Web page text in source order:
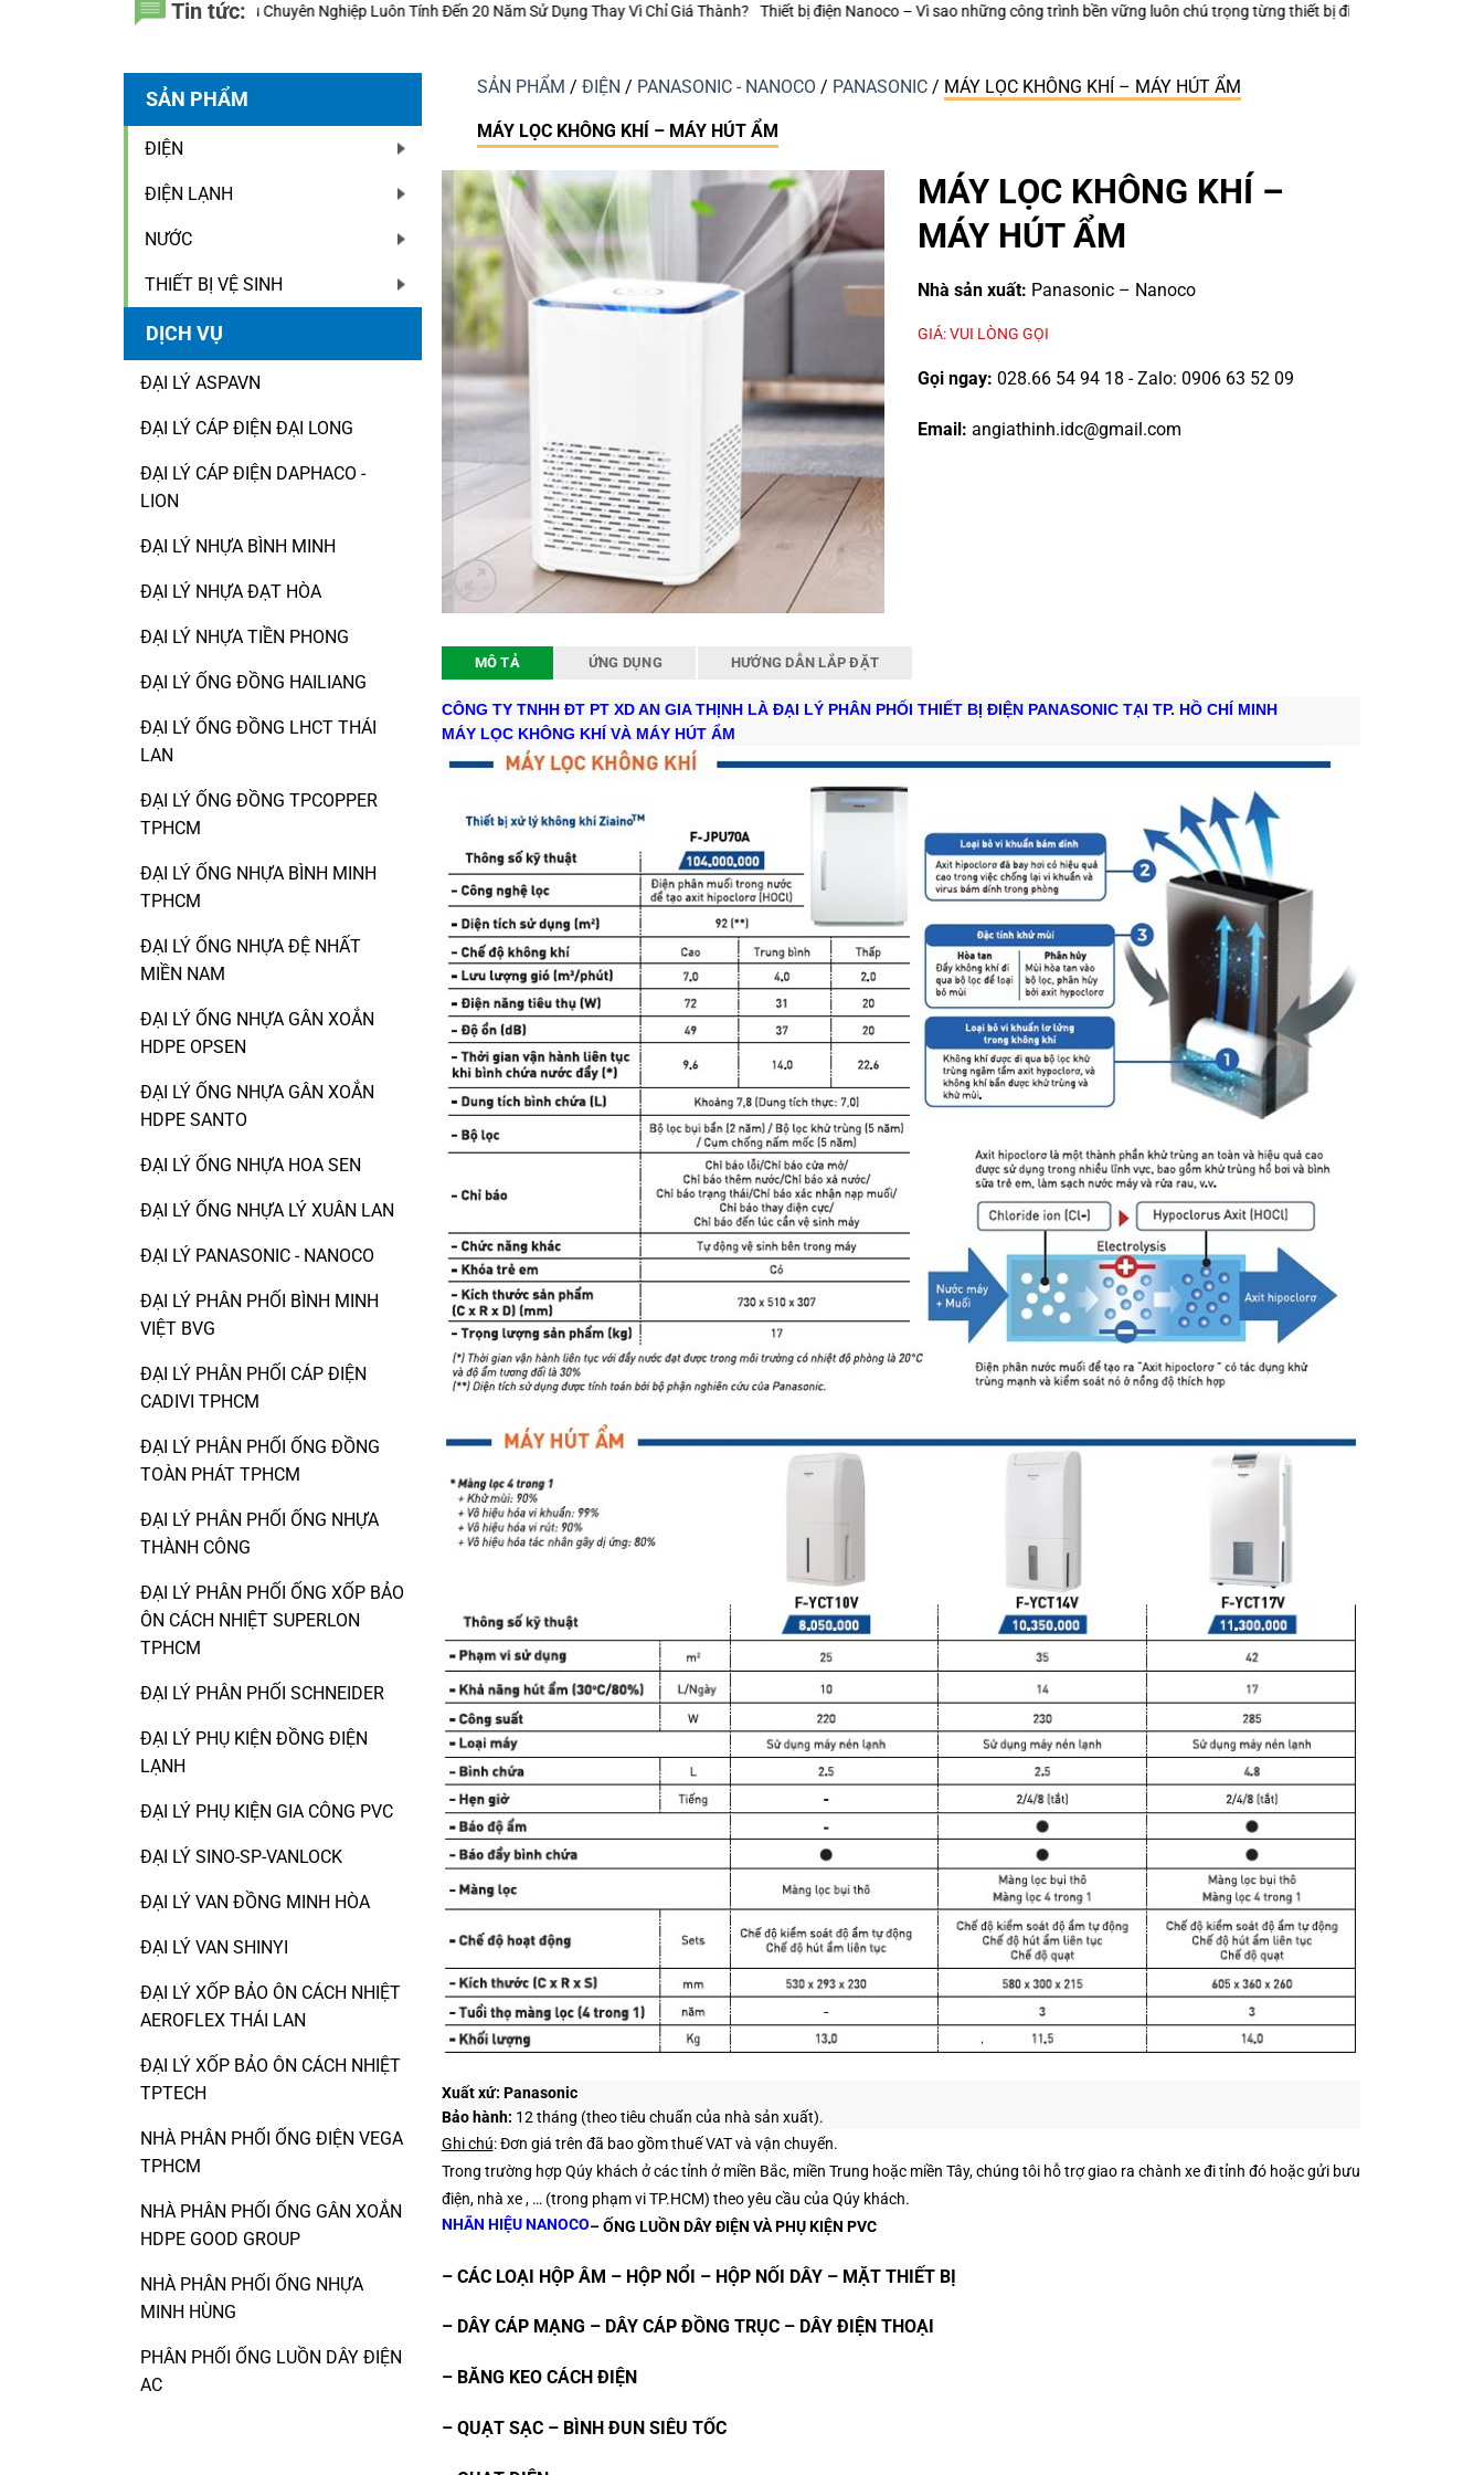
Tin tức:
Chuyên Nghiệp Luôn Tính Đến 20 Năm Sử Dụng Thay Vì Chỉ Giá Thành? Thiết bị điện Nanoco – Vì sao những công trình bền vững luôn chú trọng từng thiết bị điện nhỏ? Keo Dán Bảo Ôn Superlon – Vì Sao Một
SẢN PHẨM
ĐIỆN
ĐIỆN LẠNH
NƯỚC
THIẾT BỊ VỆ SINH
DỊCH VỤ
ĐẠI LÝ ASPAVN
ĐẠI LÝ CÁP ĐIỆN ĐẠI LONG
ĐẠI LÝ CÁP ĐIỆN DAPHACO -
LION
ĐẠI LÝ NHỰA BÌNH MINH
ĐẠI LÝ NHỰA ĐẠT HÒA
ĐẠI LÝ NHỰA TIỀN PHONG
ĐẠI LÝ ỐNG ĐỒNG HAILIANG
ĐẠI LÝ ỐNG ĐỒNG LHCT THÁI
LAN
ĐẠI LÝ ỐNG ĐỒNG TPCOPPER
TPHCM
ĐẠI LÝ ỐNG NHỰA BÌNH MINH
TPHCM
ĐẠI LÝ ỐNG NHỰA ĐỆ NHẤT
MIỀN NAM
ĐẠI LÝ ỐNG NHỰA GÂN XOẮN
HDPE OPSEN
ĐẠI LÝ ỐNG NHỰA GÂN XOẮN
HDPE SANTO
ĐẠI LÝ ỐNG NHỰA HOA SEN
ĐẠI LÝ ỐNG NHỰA LÝ XUÂN LAN
ĐẠI LÝ PANASONIC - NANOCO
ĐẠI LÝ PHÂN PHỐI BÌNH MINH
VIỆT BVG
ĐẠI LÝ PHÂN PHỐI CÁP ĐIỆN
CADIVI TPHCM
ĐẠI LÝ PHÂN PHỐI ỐNG ĐỒNG
TOÀN PHÁT TPHCM
ĐẠI LÝ PHÂN PHỐI ỐNG NHỰA
THÀNH CÔNG
ĐẠI LÝ PHÂN PHỐI ỐNG XỐP BẢO
ÔN CÁCH NHIỆT SUPERLON
TPHCM
ĐẠI LÝ PHÂN PHỐI SCHNEIDER
ĐẠI LÝ PHỤ KIỆN ĐỒNG ĐIỆN
LẠNH
ĐẠI LÝ PHỤ KIỆN GIA CÔNG PVC
ĐẠI LÝ SINO-SP-VANLOCK
ĐẠI LÝ VAN ĐỒNG MINH HÒA
ĐẠI LÝ VAN SHINYI
ĐẠI LÝ XỐP BẢO ÔN CÁCH NHIỆT
AEROFLEX THÁI LAN
ĐẠI LÝ XỐP BẢO ÔN CÁCH NHIỆT
TPTECH
NHÀ PHÂN PHỐI ỐNG ĐIỆN VEGA
TPHCM
NHÀ PHÂN PHỐI ỐNG GÂN XOẮN
HDPE GOOD GROUP
NHÀ PHÂN PHỐI ỐNG NHỰA
MINH HÙNG
PHÂN PHỐI ỐNG LUỒN DÂY ĐIỆN
AC
SẢN PHẨM / ĐIỆN / PANASONIC - NANOCO / PANASONIC / MÁY LỌC KHÔNG KHÍ – MÁY HÚT ẨM
MÁY LỌC KHÔNG KHÍ – MÁY HÚT ẨM
MÁY LỌC KHÔNG KHÍ –
MÁY HÚT ẨM
Nhà sản xuất: Panasonic – Nanoco
GIÁ: VUI LÒNG GỌI
Gọi ngay: 028.66 54 94 18 - Zalo: 0906 63 52 09
Email: angiathinh.idc@gmail.com
MÔ TẢ ỨNG DỤNG HƯỚNG DẪN LẮP ĐẶT
CÔNG TY TNHH ĐT PT XD AN GIA THỊNH LÀ ĐẠI LÝ PHÂN PHỐI THIẾT BỊ ĐIỆN PANASONIC TẠI TP. HỒ CHÍ MINH
MÁY LỌC KHÔNG KHÍ VÀ MÁY HÚT ẨM
Xuất xứ: Panasonic
Bảo hành: 12 tháng (theo tiêu chuẩn của nhà sản xuất).
Ghi chú: Đơn giá trên đã bao gồm thuế VAT và vận chuyển.
Trong trường hợp Qúy khách ở các tỉnh ở miền Bắc, miền Trung hoặc miền Tây, chúng tôi hỗ trợ giao ra chành xe đi tỉnh đó hoặc gửi bưu
điện, nhà xe , … (trong phạm vi TP.HCM) theo yêu cầu của Qúy khách.
NHÃN HIỆU NANOCO– ỐNG LUỒN DÂY ĐIỆN VÀ PHỤ KIỆN PVC
– CÁC LOẠI HỘP ÂM – HỘP NỔI – HỘP NỐI DÂY – MẶT THIẾT BỊ
– DÂY CÁP MẠNG – DÂY CÁP ĐỒNG TRỤC – DÂY ĐIỆN THOẠI
– BĂNG KEO CÁCH ĐIỆN
– QUẠT SẠC – BÌNH ĐUN SIÊU TỐC